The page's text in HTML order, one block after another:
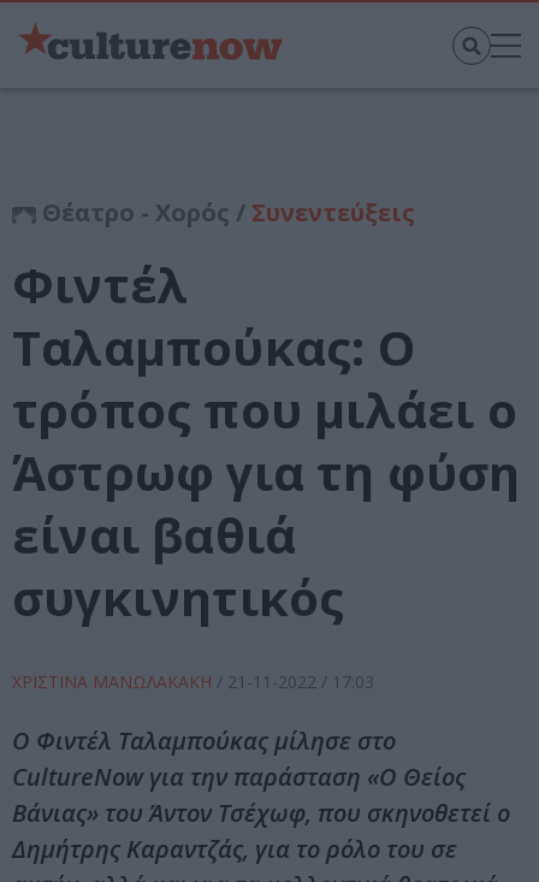
Θέατρο - Χορός / Συνεντεύξεις
Φιντέλ
Ταλαμπούκας: Ο
τρόπος που μιλάει ο
Άστρωφ για τη φύση
είναι βαθιά
συγκινητικός
ΧΡΙΣΤΙΝΑ ΜΑΝΩΛΑΚΑΚΗ / 21-11-2022 / 17:03
Ο Φιντέλ Ταλαμπούκας μίλησε στο
CultureNow για την παράσταση «Ο Θείος
Βάνιας» του Άντον Τσέχωφ, που σκηνοθετεί ο
Δημήτρης Καραντζάς, για το ρόλο του σε